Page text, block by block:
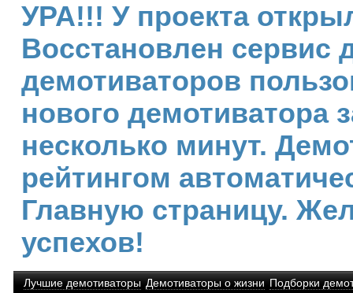
УРА!!! У проекта
Восстановлен сервис
демотиваторов
нового демотиватора
несколько минут.
рейтингом
Главную страницу.
успехов!
Лучшие демотиваторы Демотиваторы о жизни Подборки